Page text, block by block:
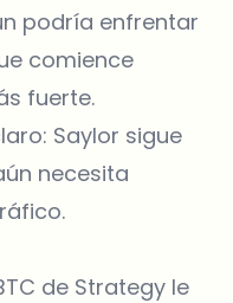
podría enfrentar
comience
fuerte.
Saylor sigue
necesita
de Strategy le